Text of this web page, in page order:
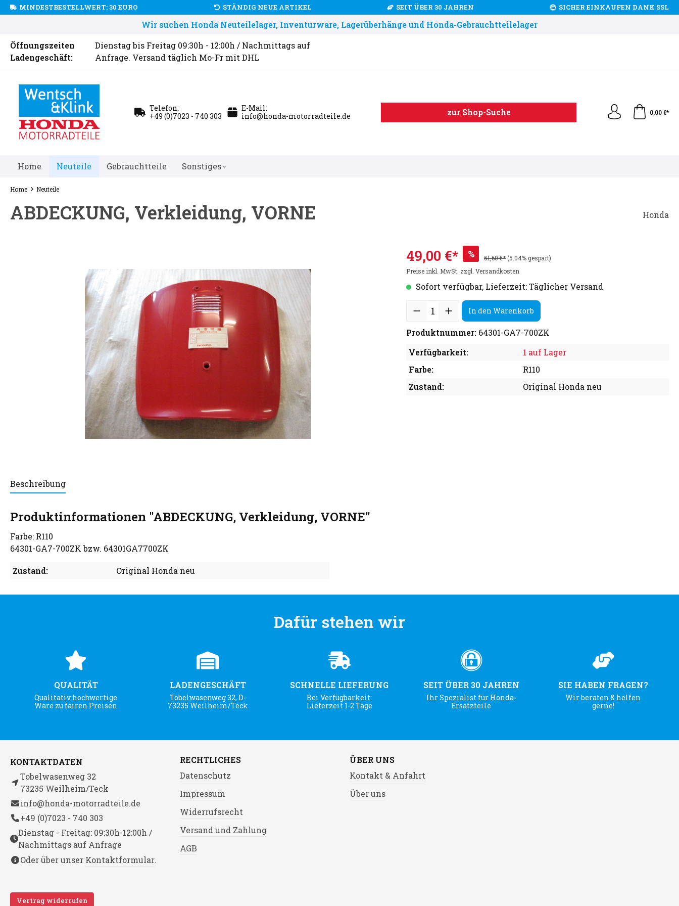
MINDESTBESTELLWERT: 30 EURO STÄNDIG NEUE ARTIKEL SEIT ÜBER 30 JAHREN SICHER EINKAUFEN DANK SSL
Wir suchen Honda Neuteilelager, Inventurware, Lagerüberhänge und Honda-Gebrauchtteilelager
Öffnungszeiten
Ladengeschäft:
Dienstag bis Freitag 09:30h - 12:00h / Nachmittags auf
Anfrage. Versand täglich Mo-Fr mit DHL
Telefon:
+49 (0)7023 - 740 303
E-Mail:
info@honda-motorradteile.de
zur Shop-Suche 0,00 €*
Home Neuteile Gebrauchtteile Sonstiges
Home Neuteile
ABDECKUNG, Verkleidung, VORNE Honda
49,00 €* % 51,60 €*(5.04% gespart)
Preise inkl. MwSt. zzgl. Versandkosten
Sofort verfügbar, Lieferzeit: Täglicher Versand
In den Warenkorb
Produktnummer: 64301-GA7-700ZK
Verfügbarkeit:
1 auf Lager
Farbe:
R110
Zustand:
Original Honda neu
Beschreibung
Produktinformationen "ABDECKUNG, Verkleidung, VORNE"
Farbe: R110
64301-GA7-700ZK bzw. 64301GA7700ZK
Zustand: Original Honda neu
Dafür stehen wir
QUALITÄT
Qualitativ hochwertige
Ware zu fairen Preisen
LADENGESCHÄFT
Tobelwasenweg 32, D-
73235 Weilheim/Teck
SCHNELLE LIEFERUNG
Bei Verfügbarkeit:
Lieferzeit 1-2 Tage
SEIT ÜBER 30 JAHREN
Ihr Spezialist für Honda-
Ersatzteile
SIE HABEN FRAGEN?
Wir beraten & helfen
gerne!
KONTAKTDATEN
Tobelwasenweg 32
73235 Weilheim/Teck
info@honda-motorradteile.de
+49 (0)7023 - 740 303
Dienstag - Freitag: 09:30h-12:00h /
Nachmittags auf Anfrage
Oder über unser Kontaktformular.
Vertrag widerrufen
RECHTLICHES
Datenschutz
Impressum
Widerrufsrecht
Versand und Zahlung
AGB
ÜBER UNS
Kontakt & Anfahrt
Über uns